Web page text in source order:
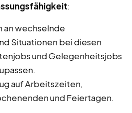
:
an wechselnde
Situationen bei diesen
und Gelegenheitsjobs
auf Arbeitszeiten,
und Feiertagen.